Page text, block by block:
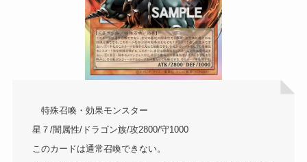
特殊召喚・効果モンスター
星７/闇属性/ドラゴン族/攻2800/守1000
このカードは通常召喚できない。